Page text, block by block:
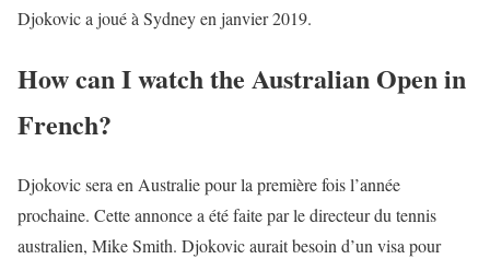
Djokovic a joué à Sydney en janvier 2019.
How can I watch the Australian Open in
French?
Djokovic sera en Australie pour la première fois l’année
prochaine. Cette annonce a été faite par le directeur du tennis
australien, Mike Smith. Djokovic aurait besoin d’un visa pour